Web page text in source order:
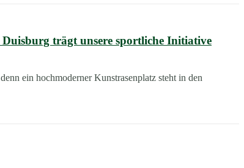
trägt unsere sportliche Initiative
ein hochmoderner Kunstrasenplatz steht in den